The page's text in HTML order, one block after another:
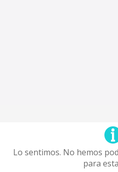
Lo sentimos. No hemos
para